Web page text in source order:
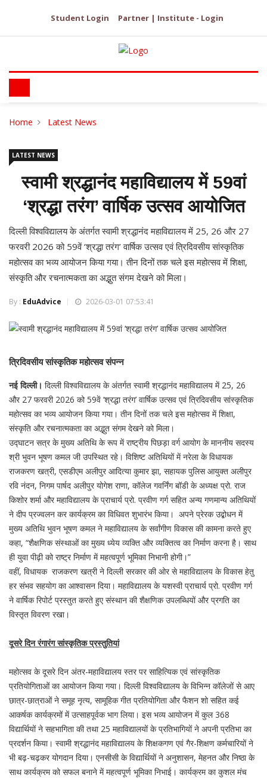
Student Login Partner | Institute - Login
Home Latest News
LATEST NEWS
स्वामी श्रद्धानंद महाविद्यालय में 59वां
‘श्रद्धा तरंग’ वार्षिक उत्सव आयोजित
दिल्ली विश्वविद्यालय के अंतर्गत स्वामी श्रद्धानंद महाविद्यालय में 25, 26 और 27
फरवरी 2026 को 59वें ‘श्रद्धा तरंग’ वार्षिक उत्सव एवं त्रिदिवसीय सांस्कृतिक
महोत्सव का भव्य आयोजन किया गया। तीन दिनों तक चले इस महोत्सव में शिक्षा,
संस्कृति और रचनात्मकता का अद्भुत संगम देखने को मिला।
By : EduAdvice 2026-03-01 07:53:41
त्रिदिवसीय सांस्कृतिक महोत्सव संपन्न
नई दिल्ली। दिल्ली विश्वविद्यालय के अंतर्गत स्वामी श्रद्धानंद महाविद्यालय में 25, 26
और 27 फरवरी 2026 को 59वें ‘श्रद्धा तरंग’ वार्षिक उत्सव एवं त्रिदिवसीय सांस्कृतिक
महोत्सव का भव्य आयोजन किया गया। तीन दिनों तक चले इस महोत्सव में शिक्षा,
संस्कृति और रचनात्मकता का अद्भुत संगम देखने को मिला।
उद्घाटन सत्र के मुख्य अतिथि के रूप में राष्ट्रीय पिछड़ा वर्ग आयोग के माननीय सदस्य
श्री भुवन भूषण कमल जी उपस्थित रहे। विशिष्ट अतिथियों में नरेला के विधायक
राजकरण खत्री, एसडीएम अलीपुर आदित्या कुमार झा, सहायक पुलिस आयुक्त अलीपुर
रवि नंदन, निगम पार्षद अलीपुर योगेश राणा, कॉलेज गवर्निंग बॉडी के अध्यक्ष प्रो. राज
किशोर शर्मा और महाविद्यालय के प्राचार्य प्रो. प्रवीण गर्ग सहित अन्य गणमान्य अतिथियों
ने दीप प्रज्वलन कर कार्यक्रम का विधिवत शुभारंभ किया। अपने प्रेरक उद्बोधन में
मुख्य अतिथि भुवन भूषण कमल ने महाविद्यालय के सर्वांगीण विकास की कामना करते हुए
कहा, “शैक्षणिक संस्थाओं का मुख्य ध्येय व्यक्ति और व्यक्तित्व का निर्माण करना है। साथ
ही युवा पीढ़ी को राष्ट्र निर्माण में महत्वपूर्ण भूमिका निभानी होगी।”
वहीं, विधायक राजकरण खत्री ने दिल्ली सरकार की ओर से महाविद्यालय के विकास हेतु
हर संभव सहयोग का आश्वासन दिया। महाविद्यालय के यशस्वी प्राचार्य प्रो. प्रवीण गर्ग
ने वार्षिक रिपोर्ट प्रस्तुत करते हुए संस्थान की शैक्षणिक उपलब्धियों और प्रगति का
विस्तृत विवरण रखा।
दूसरे दिन रंगारंग सांस्कृतिक प्रस्तुतियां
महोत्सव के दूसरे दिन अंतर-महाविद्यालय स्तर पर साहित्यिक एवं सांस्कृतिक
प्रतियोगिताओं का आयोजन किया गया। दिल्ली विश्वविद्यालय के विभिन्न कॉलेजों से आए
छात्र-छात्राओं ने समूह नृत्य, सामूहिक गीत प्रतियोगिता और फैशन शो सहित कई
आकर्षक कार्यक्रमों में उत्साहपूर्वक भाग लिया। इस भव्य आयोजन में कुल 368
विद्यार्थियों ने सहभागिता की तथा 25 महाविद्यालयों के प्रतिभागियों ने अपनी प्रतिभा का
प्रदर्शन किया। स्वामी श्रद्धानंद महाविद्यालय के शिक्षकगण एवं गैर-शिक्षण कर्मचारियों ने
भी बढ़-चढ़कर योगदान दिया। एनसीसी के विद्यार्थियों ने अनुशासन, मेहनत और निष्ठा के
साथ कार्यक्रम को सफल बनाने में महत्वपूर्ण भूमिका निभाई। कार्यक्रम का कुशल मंच